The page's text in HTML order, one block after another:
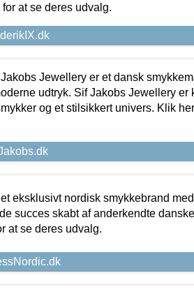
at se deres udvalg.
Jewellery er et dansk
udtryk. Sif Jakobs Jewellery er
og et stilsikkert univers. Klik
eksklusivt nordisk smykkebrand med
succes skabt af anderkendte danske
at se deres udvalg.